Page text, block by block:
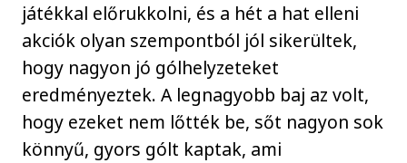
játékkal előrukkolni, és a hét a hat elleni
akciók olyan szempontból jól sikerültek,
hogy nagyon jó gólhelyzeteket
eredményeztek. A legnagyobb baj az volt,
hogy ezeket nem lőtték be, sőt nagyon sok
könnyű, gyors gólt kaptak, ami